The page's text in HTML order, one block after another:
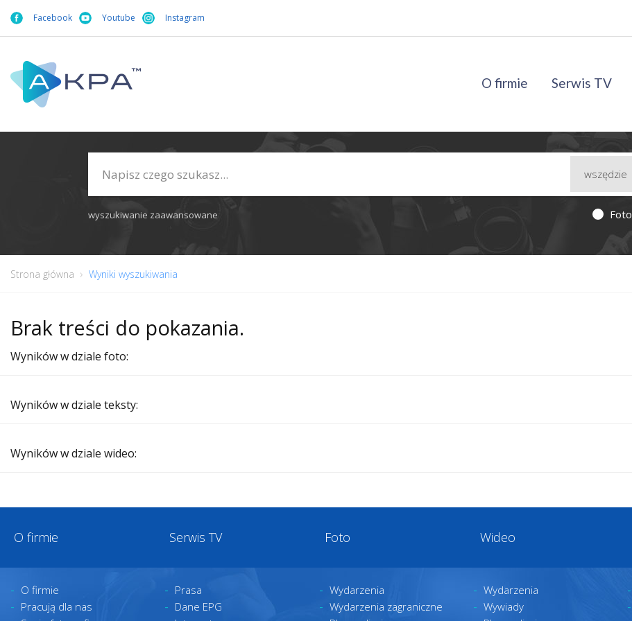
Facebook Youtube Instagram
O firmie Serwis TV
wyszukiwanie zaawansowane Foto
Strona główna Wyniki wyszukiwania
Brak treści do pokazania.
Wyników w dziale foto:
Wyników w dziale teksty:
Wyników w dziale wideo:
O firmie Serwis TV Foto Wideo
O firmie
Pracują dla nas
Prasa
Dane EPG
Wydarzenia
Wydarzenia zagraniczne
Wydarzenia
Wywiady